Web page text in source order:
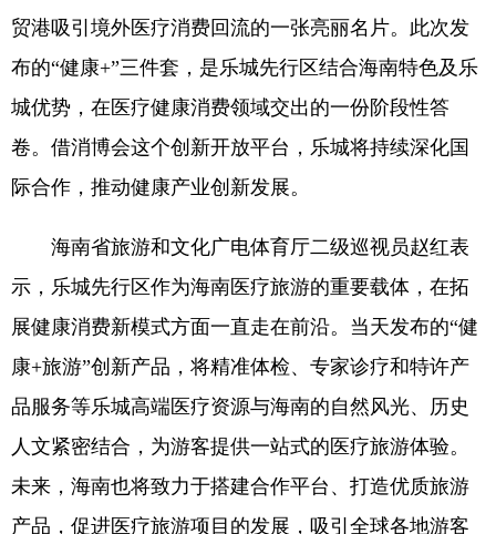
贸港吸引境外医疗消费回流的一张亮丽名片。此次发
布的“健康+”三件套，是乐城先行区结合海南特色及乐
城优势，在医疗健康消费领域交出的一份阶段性答
卷。借消博会这个创新开放平台，乐城将持续深化国
际合作，推动健康产业创新发展。
海南省旅游和文化广电体育厅二级巡视员赵红表
示，乐城先行区作为海南医疗旅游的重要载体，在拓
展健康消费新模式方面一直走在前沿。当天发布的“健
康+旅游”创新产品，将精准体检、专家诊疗和特许产
品服务等乐城高端医疗资源与海南的自然风光、历史
人文紧密结合，为游客提供一站式的医疗旅游体验。
未来，海南也将致力于搭建合作平台、打造优质旅游
产品，促进医疗旅游项目的发展，吸引全球各地游客